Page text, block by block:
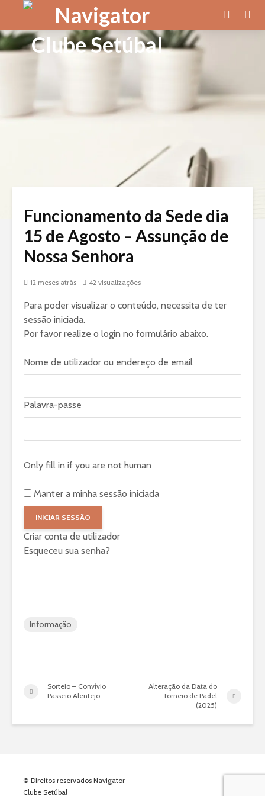
Funcionamento da Sede dia
15 de Agosto – Assunção de
Nossa Senhora
12 meses atrás 42 visualizações
Para poder visualizar o conteúdo, necessita de ter
sessão iniciada.
Por favor realize o login no formulário abaixo.
Nome de utilizador ou endereço de email
Palavra-passe
Only fill in if you are not human
Manter a minha sessão iniciada
Criar conta de utilizador
Esqueceu sua senha?
Informação
Sorteio – Convívio
Passeio Alentejo
Alteração da Data do
Torneio de Padel
(2025)
© Direitos reservados Navigator
Clube Setúbal